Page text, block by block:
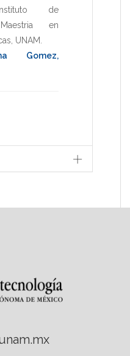
de
Maestria en
UNAM
Gomez,